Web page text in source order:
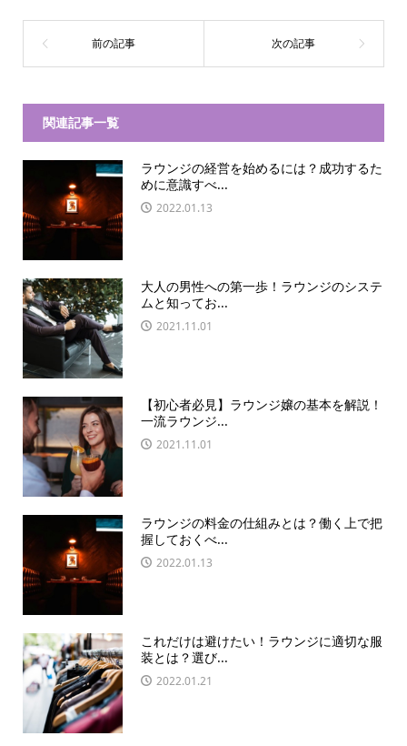
関連記事一覧
ラウンジの経営を始めるには？成功するた
めに意識すべ...
2022.01.13
大人の男性への第一歩！ラウンジのシステ
ムと知ってお...
2021.11.01
【初心者必見】ラウンジ嬢の基本を解説！
一流ラウンジ...
2021.11.01
ラウンジの料金の仕組みとは？働く上で把
握しておくべ...
2022.01.13
これだけは避けたい！ラウンジに適切な服
装とは？選び...
2022.01.21